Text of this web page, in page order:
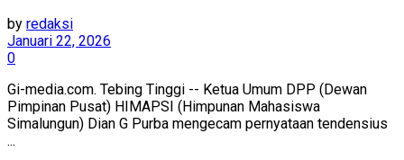
by redaksi
Januari 22, 2026
0
Gi-media.com. Tebing Tinggi -- Ketua Umum DPP (Dewan
Pimpinan Pusat) HIMAPSI (Himpunan Mahasiswa
Simalungun) Dian G Purba mengecam pernyataan tendensius
...